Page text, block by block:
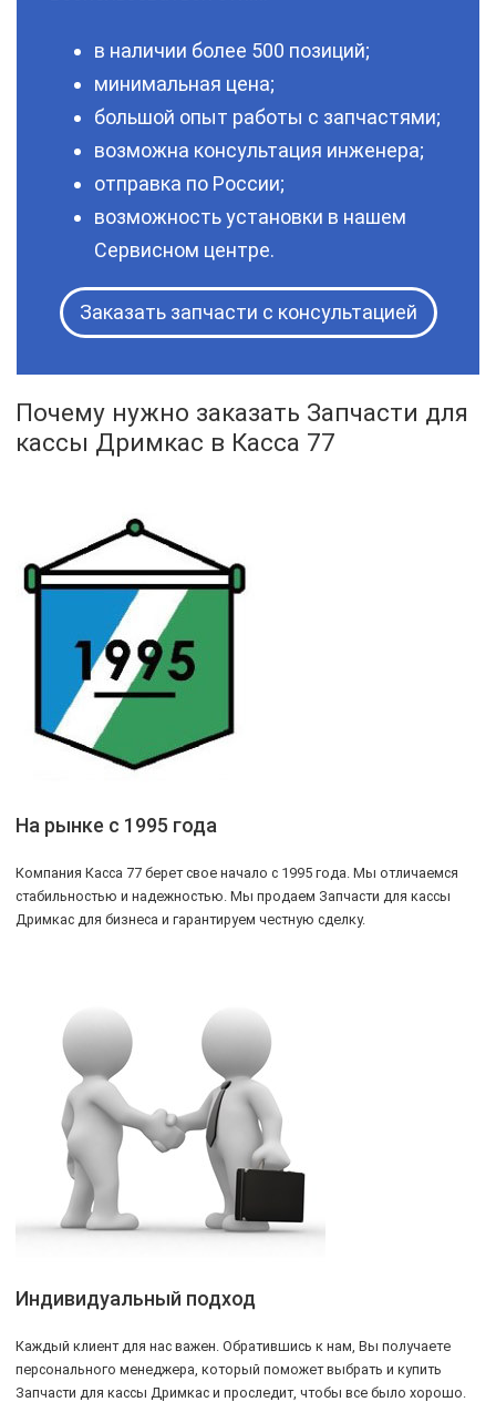
в наличии более 500 позиций;
минимальная цена;
большой опыт работы с запчастями;
возможна консультация инженера;
отправка по России;
возможность установки в нашем
Сервисном центре.
Заказать запчасти с консультацией
Почему нужно заказать Запчасти для
кассы Дримкас в Касса 77
На рынке с 1995 года
Компания Касса 77 берет свое начало с 1995 года. Мы отличаемся
стабильностью и надежностью. Мы продаем Запчасти для кассы
Дримкас для бизнеса и гарантируем честную сделку.
Индивидуальный подход
Каждый клиент для нас важен. Обратившись к нам, Вы получаете
персонального менеджера, который поможет выбрать и купить
Запчасти для кассы Дримкас и проследит, чтобы все было хорошо.